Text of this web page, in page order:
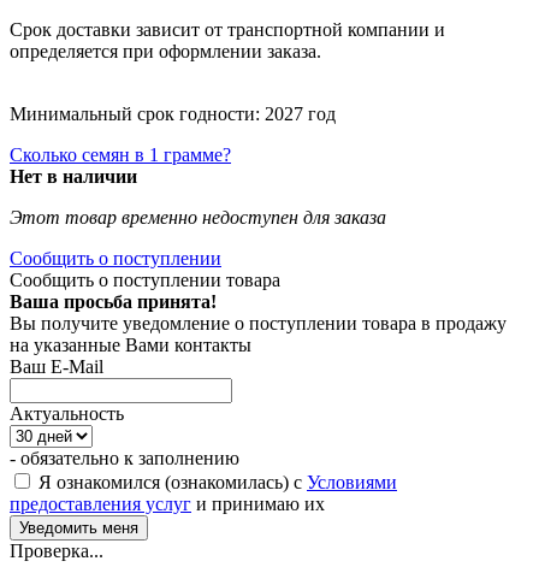
Срок доставки зависит от транспортной компании и
определяется при оформлении заказа.
Минимальный срок годности: 2027 год
Сколько семян в 1 грамме?
Нет в наличии
Этот товар временно недоступен для заказа
Сообщить о поступлении
Сообщить о поступлении товара
Ваша просьба принята!
Вы получите уведомление о поступлении товара в продажу
на указанные Вами контакты
Ваш E-Mail
Актуальность
- обязательно к заполнению
Я ознакомился (ознакомилась) с Условиями
предоставления услуг и принимаю их
Проверка...